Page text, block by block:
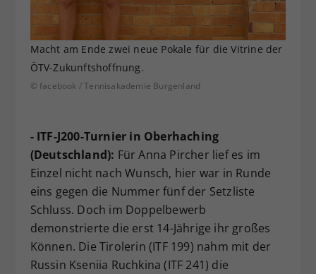
Macht am Ende zwei neue Pokale für die Vitrine der
ÖTV-Zukunftshoffnung.
© facebook / Tennisakademie Burgenland
- ITF-J200-Turnier in Oberhaching
(Deutschland): Für Anna Pircher lief es im
Einzel nicht nach Wunsch, hier war in Runde
eins gegen die Nummer fünf der Setzliste
Schluss. Doch im Doppelbewerb
demonstrierte die erst 14-Jährige ihr großes
Können. Die Tirolerin (ITF 199) nahm mit der
Russin Kseniia Ruchkina (ITF 241) die